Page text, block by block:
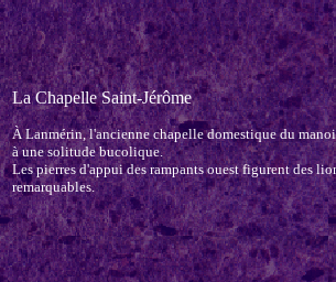
La Chapelle Saint-Jérôme
À Lanmérin, l'ancienne chapelle domestique du
à une solitude bucolique.
Les pierres d'appui des rampants ouest figurent des
remarquables.